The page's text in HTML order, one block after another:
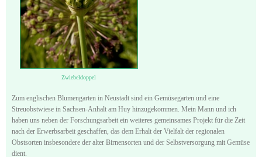
Zwiebeldoppel
Zum englischen Blumengarten in Neustadt sind ein Gemüsegarten und eine
Streuobstwiese in Sachsen-Anhalt am Huy hinzugekommen. Mein Mann und ich
haben uns neben der Forschungsarbeit ein weiteres gemeinsames Projekt für die Zeit
nach der Erwerbsarbeit geschaffen, das dem Erhalt der Vielfalt der regionalen
Obstsorten insbesondere der alter Birnensorten und der Selbstversorgung mit Gemüse
dient.